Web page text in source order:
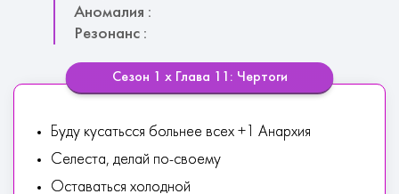
Аномалия :
Резонанс :
Сезон 1 х Глава 11: Чертоги
Буду кусатьсся больнее всех +1 Анархия
Селеста, делай по-своему
Оставаться холодной